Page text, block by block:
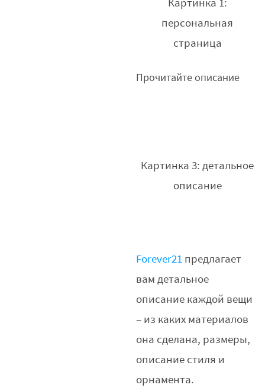
Картинка 1:
персональная
страница
Прочитайте описание
Картинка 3: детальное
описание
Forever21 предлагает
вам детальное
описание каждой вещи
– из каких материалов
она сделана, размеры,
описание стиля и
орнамента.